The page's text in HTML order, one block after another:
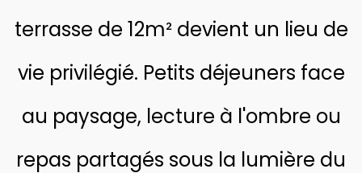
terrasse de 12m² devient un lieu de
vie privilégié. Petits déjeuners face
au paysage, lecture à l'ombre ou
repas partagés sous la lumière du